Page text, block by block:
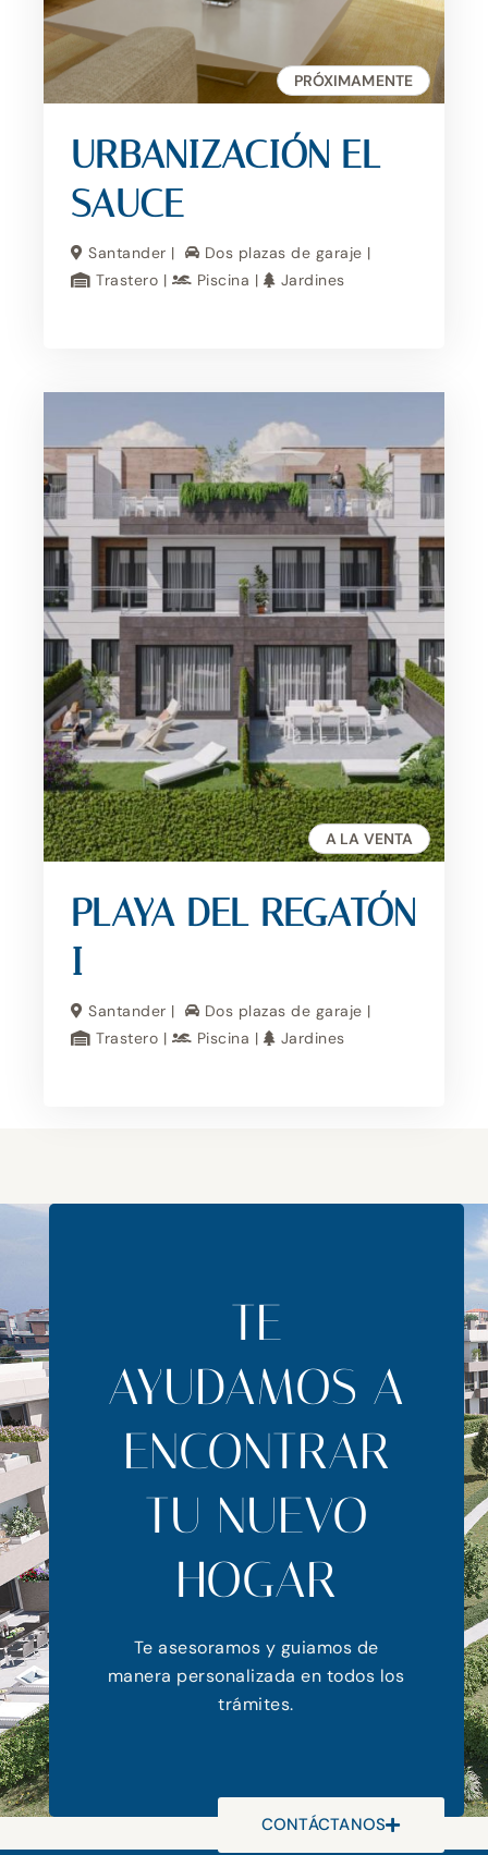
PRÓXIMAMENTE
URBANIZACIÓN EL
SAUCE
Santander |
Dos plazas de garaje |
Trastero |
Piscina | Jardines
A LA VENTA
PLAYA DEL REGATÓN
I
Santander |
Dos plazas de garaje |
Trastero |
Piscina | Jardines
TE
AYUDAMOS A
ENCONTRAR
TU NUEVO
HOGAR
Te asesoramos y guiamos de
manera personalizada en todos los
trámites.
CONTÁCTANOS